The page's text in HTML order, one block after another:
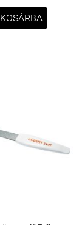
KOSÁRBA